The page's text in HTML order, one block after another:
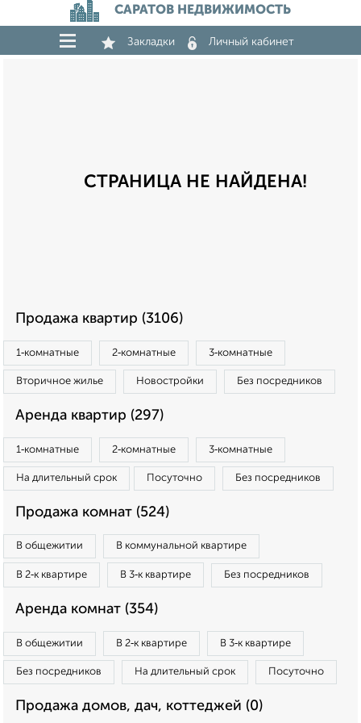
САРАТОВ НЕДВИЖИМОСТЬ
Закладки Личный кабинет
СТРАНИЦА НЕ НАЙДЕНА!
Продажа квартир (3106)
1‑комнатные 2‑комнатные 3‑комнатные
Вторичное жилье Новостройки Без посредников
Аренда квартир (297)
1‑комнатные 2‑комнатные 3‑комнатные
На длительный срок Посуточно Без посредников
Продажа комнат (524)
В общежитии В коммунальной квартире
В 2‑к квартире В 3‑к квартире Без посредников
Аренда комнат (354)
В общежитии В 2‑к квартире В 3‑к квартире
Без посредников На длительный срок Посуточно
Продажа домов, дач, коттеджей (0)